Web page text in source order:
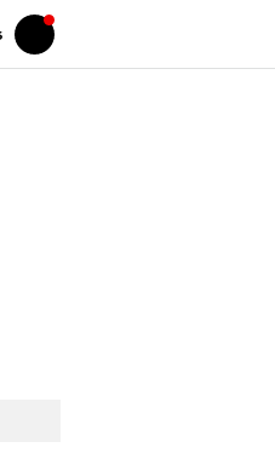
Iniciar
sesión